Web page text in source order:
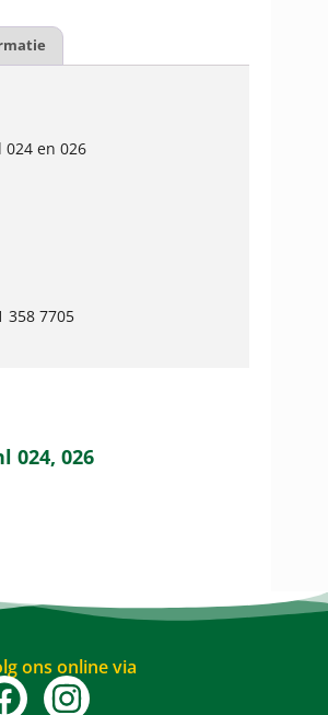
en 026
358 7705
024, 026
ons online via